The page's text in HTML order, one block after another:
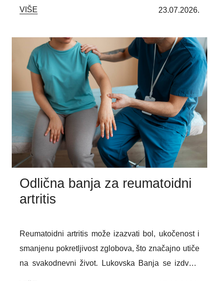
termomineralnim izvorima, čistom planinskom
predstavlja idealno mesto za oporavak, prevenciju i
kvalitetan odmor. Spoj prirodnih lekovitih faktora,
stručne medicinske nege i wellness sadržaja čini
Lukovsku Banju izborom svih koji žele da unaprede
zdravlje i uživaju u potpunoj relaksaciji.
VIŠE 23.07.2026.
Odlična banja za reumatoidni
artritis
Reumatoidni artritis može izazvati bol, ukočenost i
smanjenu pokretljivost zglobova, što značajno utiče
na svakodnevni život. Lukovska Banja se izdvaja